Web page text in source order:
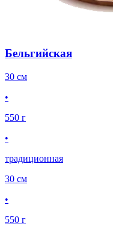
Бельгийская
30 см
•
550 г
•
традиционная
30 см
•
550 г